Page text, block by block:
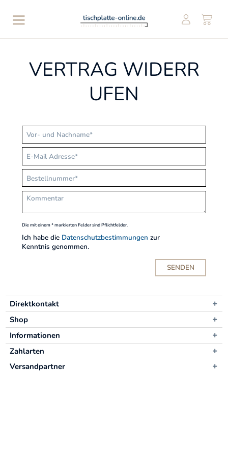
VERTRAG WIDERR
UFEN
Die mit einem * markierten Felder sind Pflichtfelder.
Ich habe die Datenschutzbestimmungen zur
Kenntnis genommen.
SENDEN
Direktkontakt
Shop
Informationen
Zahlarten
Versandpartner